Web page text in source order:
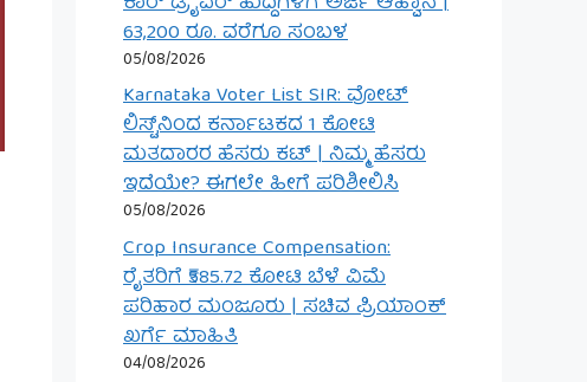
63,200 ರೂ. ವರೆಗೂ ಸಂಬಳ
05/08/2026
Karnataka Voter List SIR: ವೋಟ್
ಲಿಸ್ಟ್‌ನಿಂದ ಕರ್ನಾಟಕದ 1 ಕೋಟಿ
ಮತದಾರರ ಹೆಸರು ಕಟ್ | ನಿಮ್ಮ ಹೆಸರು
ಇದೆಯೇ? ಈಗಲೇ ಹೀಗೆ ಪರಿಶೀಲಿಸಿ
05/08/2026
Crop Insurance Compensation:
ರೈತರಿಗೆ ₹585.72 ಕೋಟಿ ಬೆಳೆ ವಿಮೆ
ಪರಿಹಾರ ಮಂಜೂರು | ಸಚಿವ ಪ್ರಿಯಾಂಕ್
ಖರ್ಗೆ ಮಾಹಿತಿ
04/08/2026